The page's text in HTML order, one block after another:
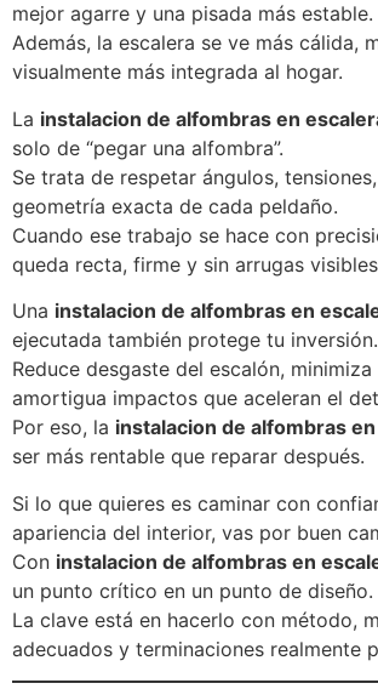
mejor agarre y una pisada más estable.
Además, la escalera se ve más cálida,
visualmente más integrada al hogar.
La instalacion de alfombras en
solo de “pegar una alfombra”.
Se trata de respetar ángulos,
geometría exacta de cada peldaño.
Cuando ese trabajo se hace con
queda recta, firme y sin arrugas
Una instalacion de alfombras en
ejecutada también protege tu inversión.
Reduce desgaste del escalón,
amortigua impactos que aceleran el
Por eso, la instalacion de alfombras
ser más rentable que reparar después.
Si lo que quieres es caminar con
apariencia del interior, vas por buen
Con instalacion de alfombras en
un punto crítico en un punto de diseño.
La clave está en hacerlo con método,
adecuados y terminaciones realmente